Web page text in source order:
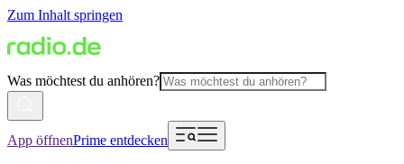
Zum Inhalt springen
Was möchtest du anhören?
App öffnenPrime entdecken